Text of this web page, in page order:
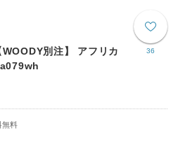
36
別注】 アフリカ
無料